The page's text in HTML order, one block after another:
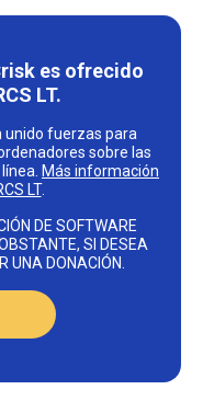
es ofrecido
LT.
unido fuerzas para
sobre las
Más información
LT.
DE SOFTWARE
SI DESEA
UNA DONACIÓN.